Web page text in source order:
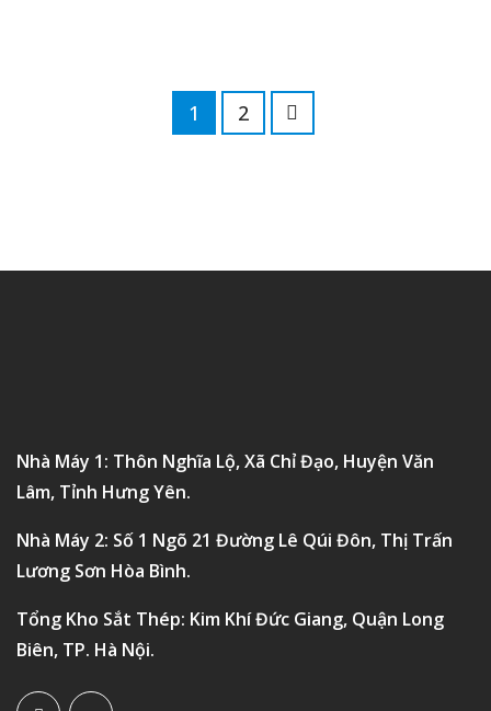
1 2
Nhà Máy 1: Thôn Nghĩa Lộ, Xã Chỉ Đạo, Huyện Văn
Lâm, Tỉnh Hưng Yên.
Nhà Máy 2: Số 1 Ngõ 21 Đường Lê Qúi Đôn, Thị Trấn
Lương Sơn Hòa Bình.
Tổng Kho Sắt Thép: Kim Khí Đức Giang, Quận Long
Biên, TP. Hà Nội.